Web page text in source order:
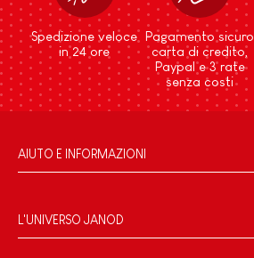
Spedizione veloce
in 24 ore
Pagamento sicuro
carta di credito,
Paypal e 3 rate
senza costi
AIUTO E INFORMAZIONI
Domande Frequenti
Contatti
L'UNIVERSO JANOD